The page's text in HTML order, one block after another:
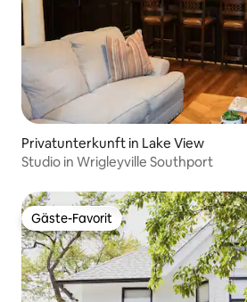
Privatunterkunft in Lake View
Studio in Wrigleyville Southport
Gäste-Favorit
Gäste-Favorit